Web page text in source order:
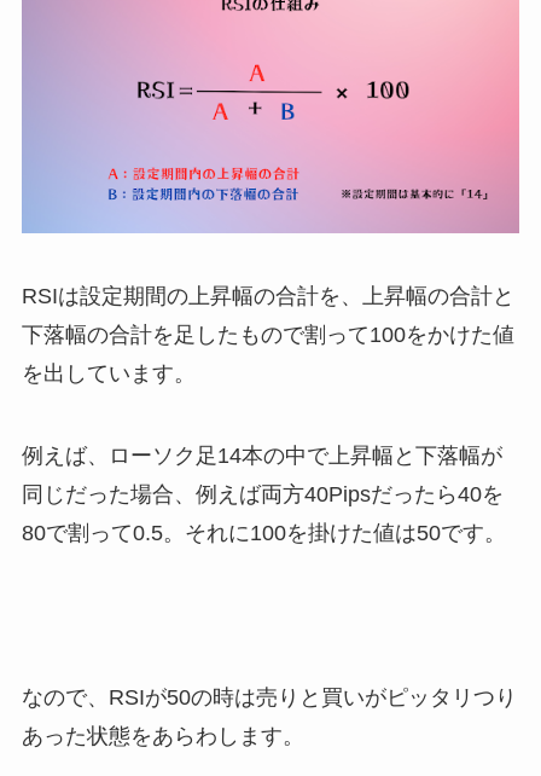
RSIは設定期間の上昇幅の合計を、上昇幅の合計と
下落幅の合計を足したもので割って100をかけた値
を出しています。
例えば、ローソク足14本の中で上昇幅と下落幅が
同じだった場合、例えば両方40Pipsだったら40を
80で割って0.5。それに100を掛けた値は50です。
なので、RSIが50の時は売りと買いがピッタリつり
あった状態をあらわします。